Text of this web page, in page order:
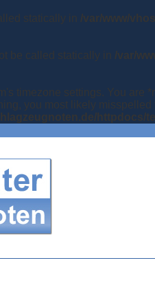
statically in /var/www/
be called statically in /var/
timezone settings. You
you most likely
httpdocs/